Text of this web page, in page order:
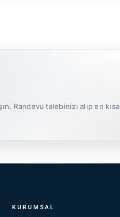
Randevu talebinizi alıp en kısa
KURUMSAL